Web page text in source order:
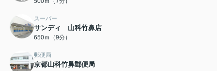
スーパー
サンディ 山科竹鼻店
650ｍ（9分）
郵便局
京都山科竹鼻郵便局